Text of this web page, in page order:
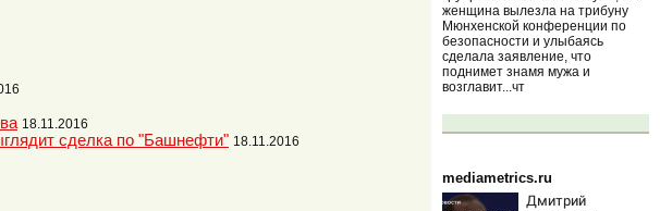
18.11.2016
сделка по "Башнефти" 18.11.2016
женщина вылезла на трибуну
Мюнхенской конференции по
безопасности и улыбаясь
сделала заявление, что
поднимет знамя мужа и
возглавит...чт
mediametrics.ru
Дмитрий